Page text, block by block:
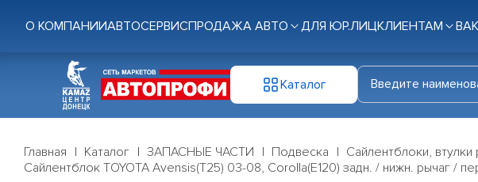
О КОМПАНИИАВТОСЕРВИСПРОДАЖА АВТО ДЛЯ ЮР.ЛИЦКЛИЕНТАМ
Каталог
Главная Каталог ЗАПАСНЫЕ ЧАСТИ Подвеска
Сайлентблоки, втулки
Сайлентблок TOYOTA Avensis(T25) 03-08, Corolla(E120) задн. / нижн. рычаг /